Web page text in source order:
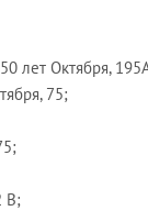
лет Октября,
75;
В;